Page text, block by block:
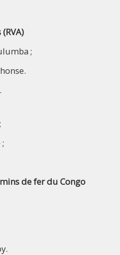
;
de fer du Congo